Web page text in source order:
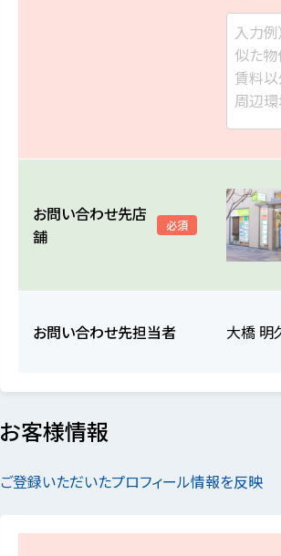
お問い合わせ先店
舗
必須
お問い合わせ先担当者 大橋 明
お客様情報
ご登録いただいたプロフィール情報を反映